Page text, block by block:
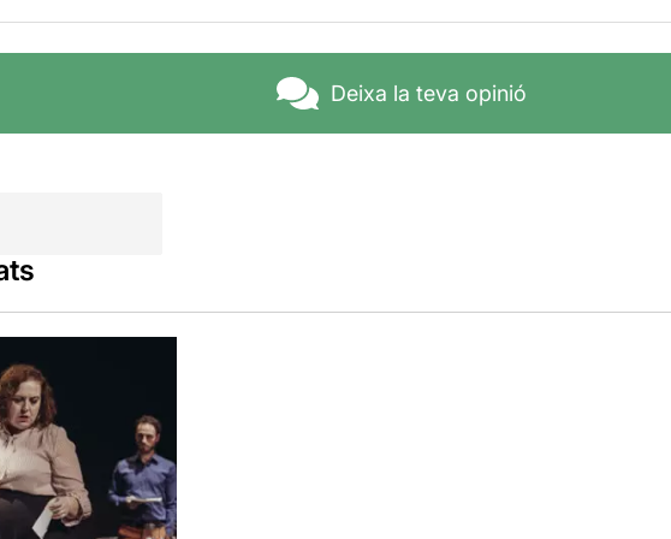
entre les que hem pogut veure “El drac d’’or” (Teatre Akademia 2014), i
Ara podem veure aquesta versió castellana
de Peggy Picket dirigida per
perMarta Cuenca(Carol),Mireia Gubianas(Liz),Toni Vives(Frank) i
L'altra parella, Liz i Frank, van aplaudir l'aventura i van prometre que els
bellugat de casa seva.
espectadors.
primera frase.
Frustracions, somnis no complerts, realitats no desitjades,
enveges, angoixes, pors, …
han separat aquestes dues parelles que no saben trobar el camí del
han arribat als quaranta anys i viuen un present que no els agrada
Deixa la teva opinió